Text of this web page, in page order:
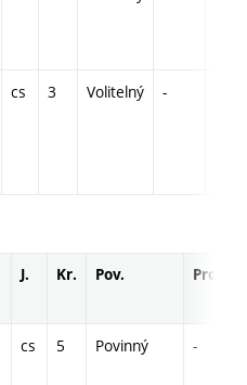
cs 3 Volitelný -
J. Kr. Pov. Prof.
cs 5 Povinný -